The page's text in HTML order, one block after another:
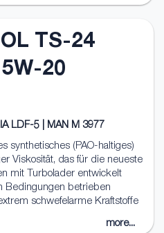
TS-24
20
LDF-5 | MAN M 3977
synthetisches (PAO-haltiges)
Viskosität, das für die neueste
mit Turbolader entwickelt
Bedingungen betrieben
schwefelarme Kraftstoffe
more...